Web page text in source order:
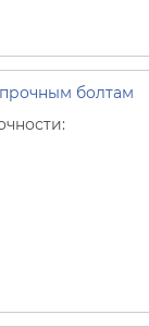
болтам